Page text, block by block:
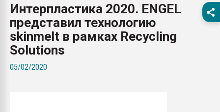
вакуумного
Продам отходы
поликарбоната и АБС-
Armaloy PC/ABS-1IM
Интерпластика 2020. ENGEL
представил технологию
skinmelt в рамках Recycling
Solutions
05/02/2020